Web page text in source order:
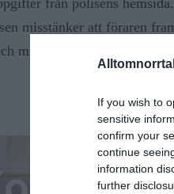
If you wish to
sensitive
confirm your
continue
information
further
misstänker att föraren
misstänks för rattfylleri